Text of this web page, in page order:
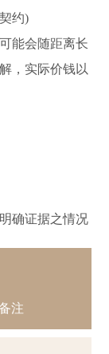
约)
能会随距离长
，实际价钱以
确证据之情况
注